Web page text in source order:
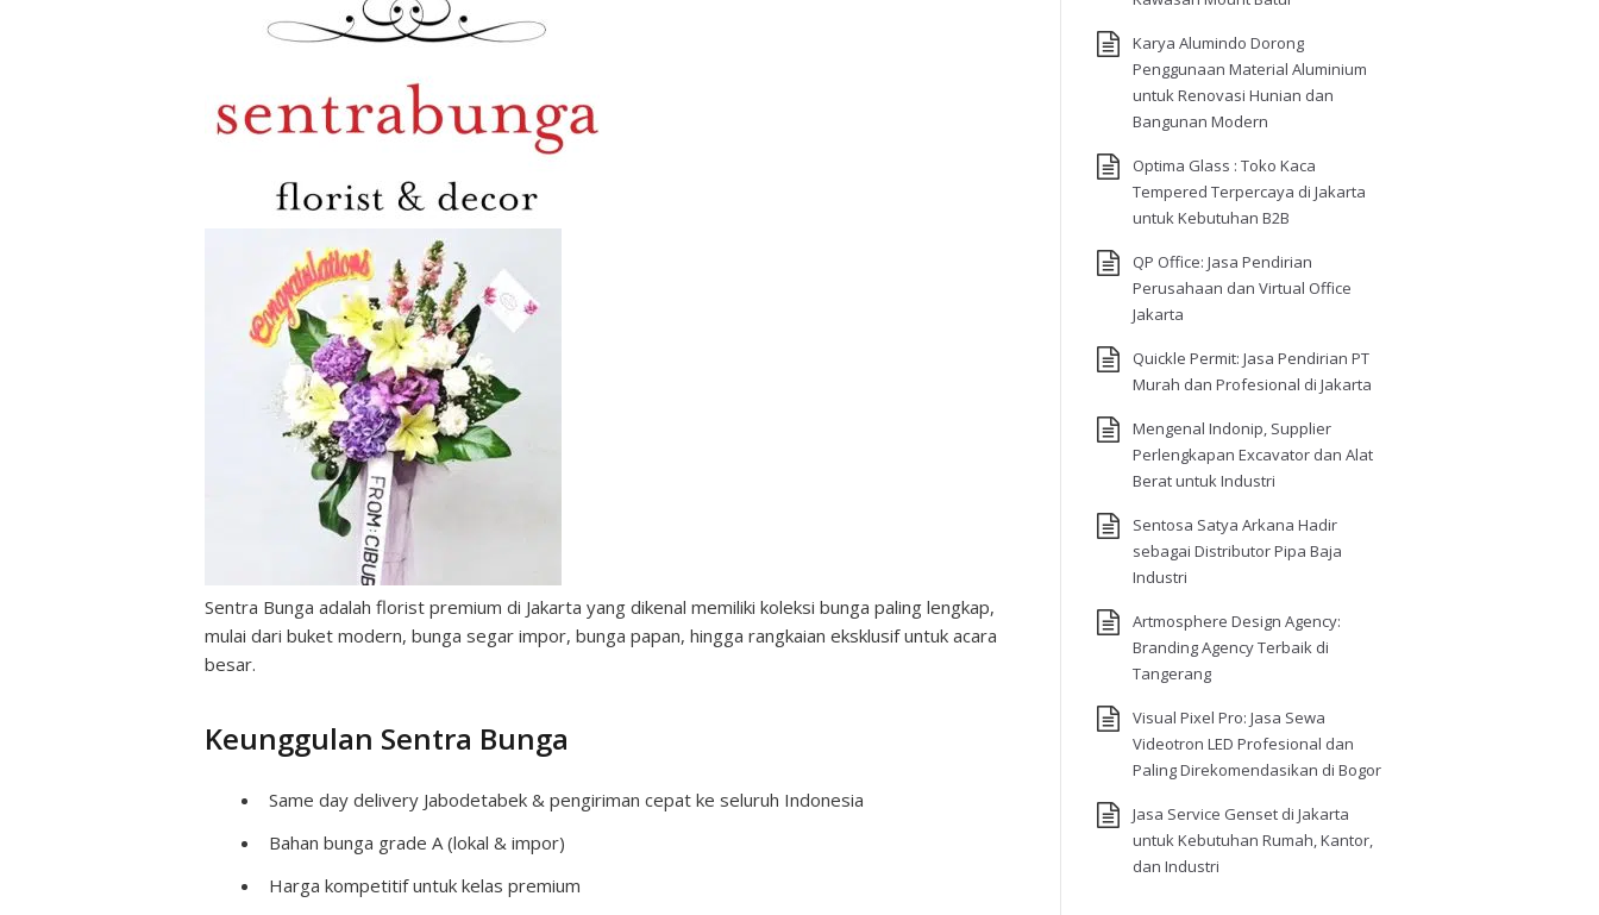
Sentra Bunga adalah florist premium di Jakarta yang dikenal memiliki koleksi bunga paling lengkap,
mulai dari buket modern, bunga segar impor, bunga papan, hingga rangkaian eksklusif untuk acara
besar.
Keunggulan Sentra Bunga
Same day delivery Jabodetabek & pengiriman cepat ke seluruh Indonesia
Bahan bunga grade A (lokal & impor)
Harga kompetitif untuk kelas premium
Karya Alumindo Dorong
Penggunaan Material Aluminium
untuk Renovasi Hunian dan
Bangunan Modern
Optima Glass : Toko Kaca
Tempered Terpercaya di Jakarta
untuk Kebutuhan B2B
QP Office: Jasa Pendirian
Perusahaan dan Virtual Office
Jakarta
Quickle Permit: Jasa Pendirian PT
Murah dan Profesional di Jakarta
Mengenal Indonip, Supplier
Perlengkapan Excavator dan Alat
Berat untuk Industri
Sentosa Satya Arkana Hadir
sebagai Distributor Pipa Baja
Industri
Artmosphere Design Agency:
Branding Agency Terbaik di
Tangerang
Visual Pixel Pro: Jasa Sewa
Videotron LED Profesional dan
Paling Direkomendasikan di Bogor
Jasa Service Genset di Jakarta
untuk Kebutuhan Rumah, Kantor,
dan Industri